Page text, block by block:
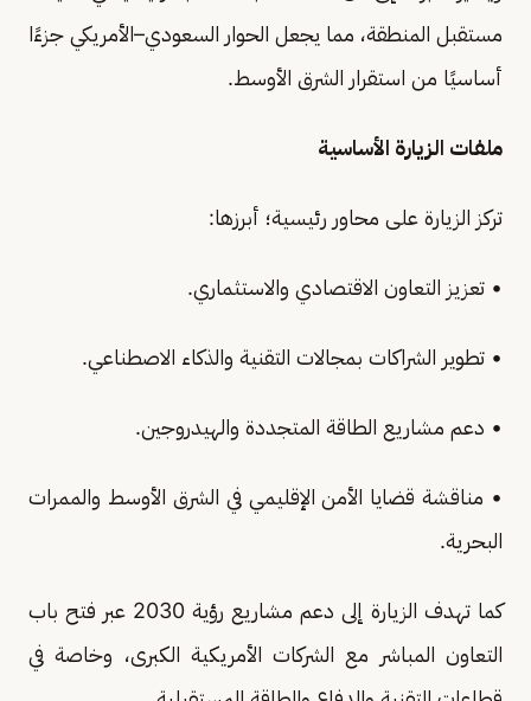
مستقبل المنطقة، مما يجعل الحوار السعودي–الأمريكي جزءًا
أساسيًا من استقرار الشرق الأوسط.
ملفات الزيارة الأساسية
تركز الزيارة على محاور رئيسية؛ أبرزها:
• تعزيز التعاون الاقتصادي والاستثماري.
• تطوير الشراكات بمجالات التقنية والذكاء الاصطناعي.
• دعم مشاريع الطاقة المتجددة والهيدروجين.
• مناقشة قضايا الأمن الإقليمي في الشرق الأوسط والممرات
البحرية.
كما تهدف الزيارة إلى دعم مشاريع رؤية 2030 عبر فتح باب
التعاون المباشر مع الشركات الأمريكية الكبرى، وخاصة في